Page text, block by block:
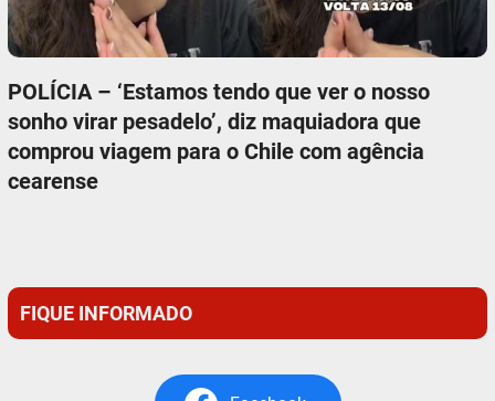
POLÍCIA – ‘Estamos tendo que ver o nosso
sonho virar pesadelo’, diz maquiadora que
comprou viagem para o Chile com agência
cearense
FIQUE INFORMADO